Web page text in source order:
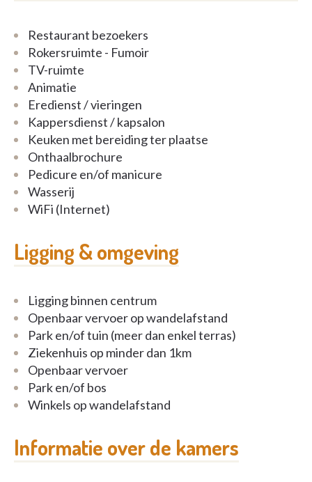
Restaurant bezoekers
Rokersruimte - Fumoir
TV-ruimte
Animatie
Eredienst / vieringen
Kappersdienst / kapsalon
Keuken met bereiding ter plaatse
Onthaalbrochure
Pedicure en/of manicure
Wasserij
WiFi (Internet)
Ligging & omgeving
Ligging binnen centrum
Openbaar vervoer op wandelafstand
Park en/of tuin (meer dan enkel terras)
Ziekenhuis op minder dan 1km
Openbaar vervoer
Park en/of bos
Winkels op wandelafstand
Informatie over de kamers